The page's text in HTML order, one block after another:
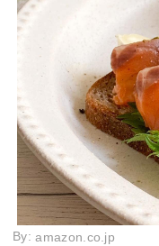
By:amazon.co.jp